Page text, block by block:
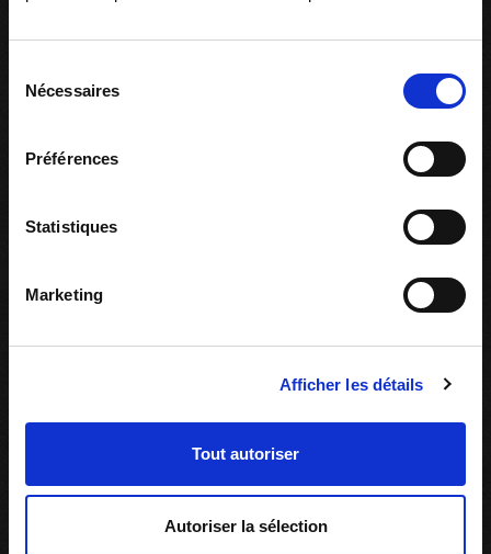
Nécessaires
Préférences
Statistiques
Marketing
Afficher les détails
Tout autoriser
Autoriser la sélection
LA05_L’autisme et
LA06_L'autisme et